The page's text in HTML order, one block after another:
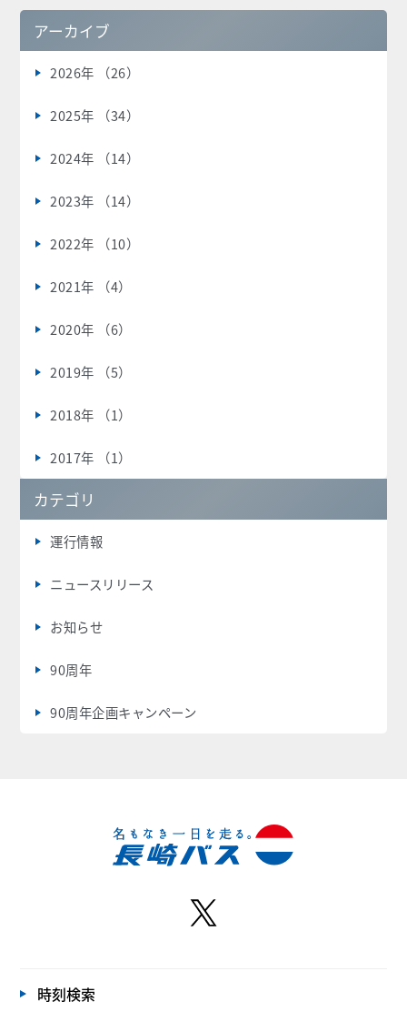
アーカイブ
2026年 （26）
2025年 （34）
2024年 （14）
2023年 （14）
2022年 （10）
2021年 （4）
2020年 （6）
2019年 （5）
2018年 （1）
2017年 （1）
カテゴリ
運行情報
ニュースリリース
お知らせ
90周年
90周年企画キャンペーン
時刻検索